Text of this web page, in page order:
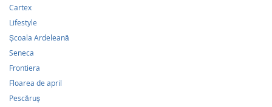
Cartex
Lifestyle
Școala Ardeleană
Seneca
Frontiera
Floarea de april
Pescăruş